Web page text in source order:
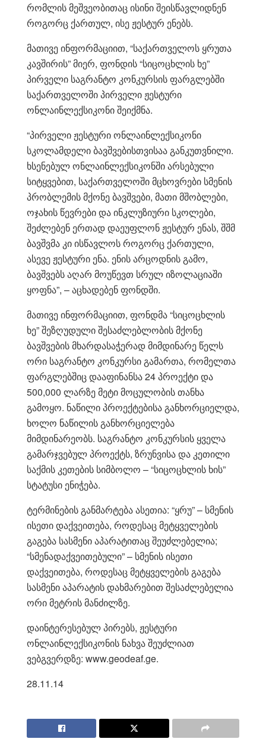
რომლის მეშვეობითაც ისინი შეისწავლიდნენ
როგორც ქართულ, ისე ჟესტურ ენებს.
მათივე ინფორმაციით, “საქართველოს ყრუთა
კავშირის” მიერ, ფონდის “სიცოცხლის ხე”
პირველი საგრანტო კონკურსის ფარგლებში
საქართველოში პირველი ჟესტური
ონლაინლექსიკონი შეიქმნა.
“პირველი ჟესტური ონლაინლექსიკონი
სკოლამდელი ბავშვებისთვისაა განკუთვნილი.
ხსენებულ ონლაინლექსიკონში არსებული
სიტყვებით, საქართველოში მცხოვრები სმენის
პრობლემის მქონე ბავშვები, მათი მშობლები,
ოჯახის წევრები და ინკლუზიური სკოლები,
შეძლებენ ერთად დაეუფლონ ჟესტურ ენას, შშმ
ბავშვმა კი ისწავლოს როგორც ქართული,
ასევე ჟესტური ენა. ენის არცოდნის გამო,
ბავშვებს აღარ მოუწევთ სრულ იზოლაციაში
ყოფნა”, – აცხადებენ ფონდში.
მათივე ინფორმაციით, ფონდმა “სიცოცხლის
ხე” შეზღუდული შესაძლებლობის მქონე
ბავშვების მხარდასაჭერად მიმდინარე წელს
ორი საგრანტო კონკურსი გამართა, რომელთა
ფარგლებშიც დააფინანსა 24 პროექტი და
500,000 ლარზე მეტი მოცულობის თანხა
გამოყო. ნაწილი პროექტებისა განხორციელდა,
ხოლო ნაწილის განხორციელება
მიმდინარეობს. საგრანტო კონკურსის ყველა
გამარჯვებულ პროექტს, ზრუნვისა და კეთილი
საქმის კეთების სიმბოლო – “სიცოცხლის ხის”
სტატუსი ენიჭება.
ტერმინების განმარტება ასეთია: “ყრუ” – სმენის
ისეთი დაქვეითება, როდესაც მეტყველების
გაგება სასმენი აპარატითაც შეუძლებელია;
“სმენადაქვეითებული” – სმენის ისეთი
დაქვეითება, როდესაც მეტყველების გაგება
სასმენი აპარატის დახმარებით შესაძლებელია
ორი მეტრის მანძილზე.
დაინტერესებულ პირებს, ჟესტური
ონლაინლექსიკონის ნახვა შეუძლიათ
ვებგვერდზე: www.geodeaf.ge.
28.11.14